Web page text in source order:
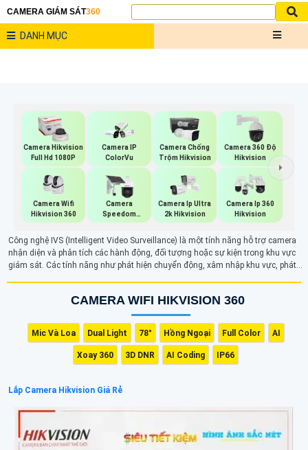
CAMERA GIÁM SÁT360
DANH MỤC
Camera Hikvision
Full Hd 1080P
Camera IP
ColorVu
Camera Chống
Trộm Hikvision
Camera 360 Độ
Hikvision
Camera Wifi
Hikvision 360
Camera
Speedom
Hikvision
Camera Ip Ultra
2k Hikvision
Camera Ip 360
Hikvision
Công nghệ IVS (Intelligent Video Surveillance) là một tính năng hỗ trợ camera
nhận diện và phân tích các hành động, đối tượng hoặc sự kiện trong khu vực
giám sát. Các tính năng như phát hiện chuyển động, xâm nhập khu vực, phát
trong các tình huống khác nhau.CAMERA WIFI HIKVISION 360
Mic Và Loa Dual Light 78° Hồng Ngoại Full Color AI
Xoay 360 3D DNR AI Coding IP66
Lắp Camera Hikvision Giá Rẻ